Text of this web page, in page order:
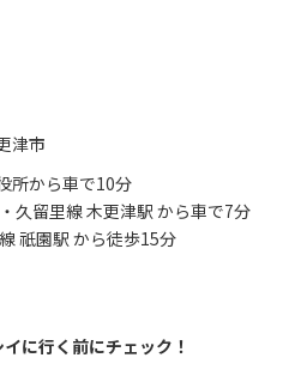
津市
所から車で10分
久留里線 木更津駅 から車で7分
祇園駅 から徒歩15分
に行く前にチェック！